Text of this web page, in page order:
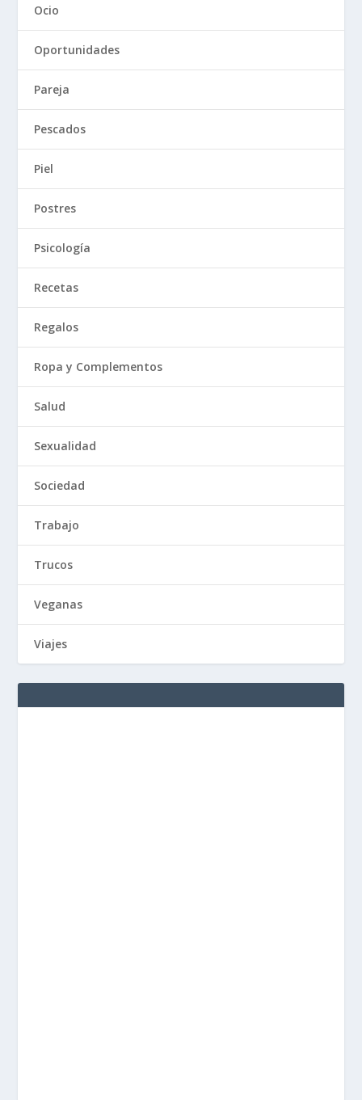
Ocio
Oportunidades
Pareja
Pescados
Piel
Postres
Psicología
Recetas
Regalos
Ropa y Complementos
Salud
Sexualidad
Sociedad
Trabajo
Trucos
Veganas
Viajes